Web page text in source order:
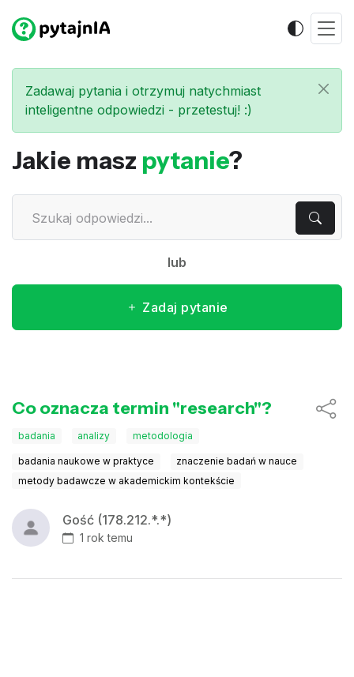
Zadawaj pytania i otrzymuj natychmiast
inteligentne odpowiedzi - przetestuj! :)
Jakie masz pytanie?
lub
Zadaj pytanie
Co oznacza termin "research"?
badania analizy metodologia
badania naukowe w praktyce
znaczenie badań w nauce
metody badawcze w akademickim kontekście
Gość (178.212.*.*)
1 rok temu